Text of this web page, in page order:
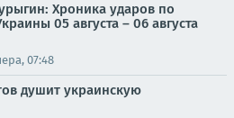
Хроника ударов по
05 августа – 06 августа
07:48
душит украинскую